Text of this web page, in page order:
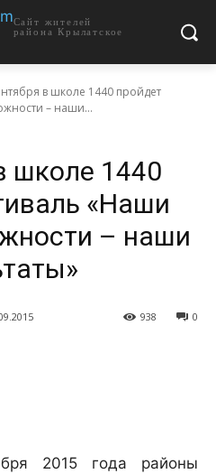
Сайт жителей
района Крылатское
в школе 1440 пройдет
– наши...
школе 1440
«Наши
– наши
0
938
2015 года районы